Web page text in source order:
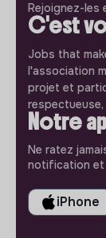
Rejoignez-les
C'est
Jobs that
l'association
projet et
Notre
Ne ratez
notification et
iPhone